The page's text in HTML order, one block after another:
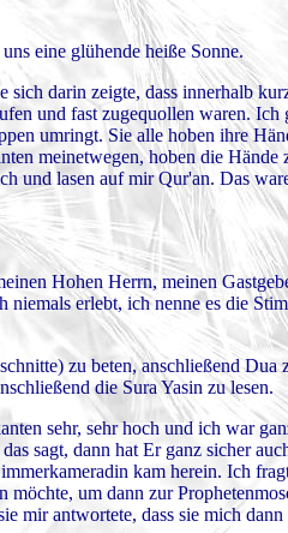
eine glühende heiße Sonne.
darin zeigte, dass innerhalb
und fast zugequollen waren. Ich
umringt. Sie alle hoben ihre
meinetwegen, hoben die
und lasen auf mir Qur'an. Das
Hohen Herrn, meinen
erlebt, ich nenne es die
zu beten, anschließend Dua
die Sura Yasin zu lesen.
sehr, sehr hoch und ich war
sagt, dann hat Er ganz sicher
kam herein. Ich
um dann zur
mir antwortete, dass sie mich